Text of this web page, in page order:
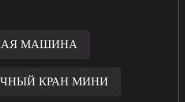
МАШИНА
КРАН МИНИ